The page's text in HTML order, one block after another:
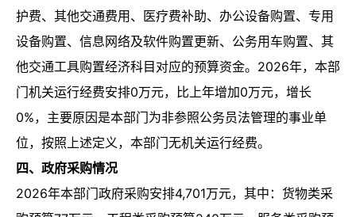
护费、其他交通费用、医疗费补助、办公设备购置、专用
设备购置、信息网络及软件购置更新、公务用车购置、其
他交通工具购置经济科目对应的预算资金。2026年，本部
门机关运行经费安排0万元，比上年增加0万元，增长
0%，主要原因是本部门为非参照公务员法管理的事业单
位，按照上述定义，本部门无机关运行经费。
四、政府采购情况
2026年本部门政府采购安排4,701万元，其中：货物类采